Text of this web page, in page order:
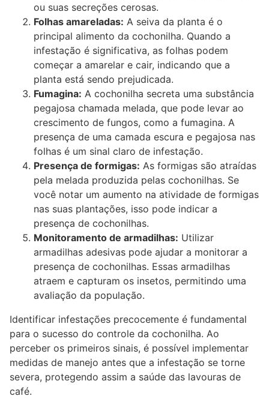
ou suas secreções cerosas.
Folhas amareladas: A seiva da planta é o
principal alimento da cochonilha. Quando a
infestação é significativa, as folhas podem
começar a amarelar e cair, indicando que a
planta está sendo prejudicada.
Fumagina: A cochonilha secreta uma substância
pegajosa chamada melada, que pode levar ao
crescimento de fungos, como a fumagina. A
presença de uma camada escura e pegajosa nas
folhas é um sinal claro de infestação.
Presença de formigas: As formigas são atraídas
pela melada produzida pelas cochonilhas. Se
você notar um aumento na atividade de formigas
nas suas plantações, isso pode indicar a
presença de cochonilhas.
Monitoramento de armadilhas: Utilizar
armadilhas adesivas pode ajudar a monitorar a
presença de cochonilhas. Essas armadilhas
atraem e capturam os insetos, permitindo uma
avaliação da população.
Identificar infestações precocemente é fundamental
para o sucesso do controle da cochonilha. Ao
perceber os primeiros sinais, é possível implementar
medidas de manejo antes que a infestação se torne
severa, protegendo assim a saúde das lavouras de
café.